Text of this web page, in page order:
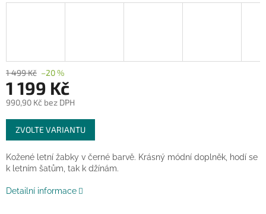
1 499 Kč –20 %
1 199 Kč
990,90 Kč bez DPH
Měrná
cena:
ZVOLTE VARIANTU
Kožené letní žabky v černé barvě. Krásný módní doplněk, hodí se
k letním šatům, tak k džínám.
Detailní informace